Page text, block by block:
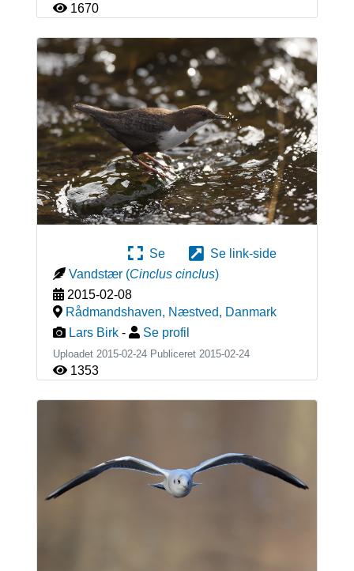
1670
Se
Se link-side
Vandstær (Cinclus cinclus)
2015-02-08
Rådmandshaven, Næstved, Danmark
Lars Birk - Se profil
Uploadet 2015-02-24 Publiceret 2015-02-24
1353